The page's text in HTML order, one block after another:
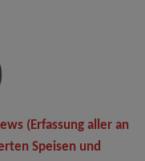
(Erfassung aller an
Speisen und